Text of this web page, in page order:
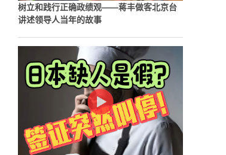
树立和践行正确政绩观——蒋丰做客北京台
讲述领导人当年的故事